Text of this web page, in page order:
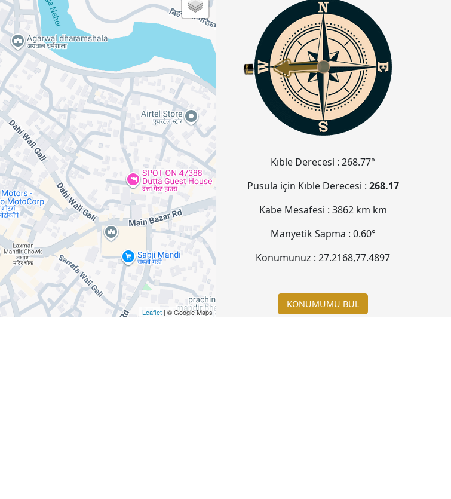
Leaflet | © Google Maps
Kıble Derecesi :268.77°
Pusula için Kıble Derecesi : 268.17
Kabe Mesafesi : 3862 km km
Manyetik Sapma : 0.60°
Konumunuz :27.2168,77.4897
KONUMUMU BUL